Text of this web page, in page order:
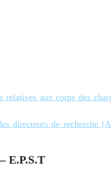
aux corps des
directeurs de recherche
E.P.S.T